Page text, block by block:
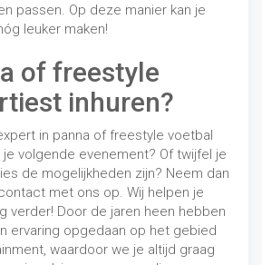
passen. Op deze manier kan je
leuker maken!
of freestyle
inhuren?
in panna of freestyle voetbal
je volgende evenement? Of twijfel je
de mogelijkheden zijn? Neem dan
met ons op. Wij helpen je
verder! Door de jaren heen hebben
ervaring opgedaan op het gebied
waardoor we je altijd graag